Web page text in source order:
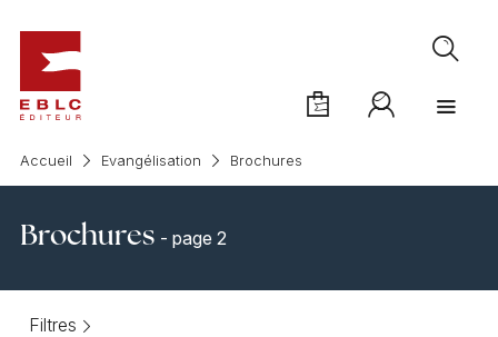
Accueil Evangélisation Brochures
Brochures - page 2
Filtres